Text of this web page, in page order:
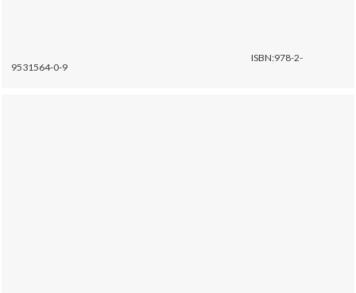
ISBN:978-2-
9531564-0-9